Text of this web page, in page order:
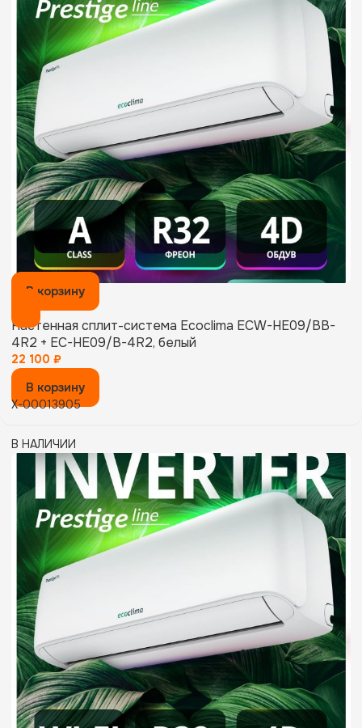
В корзину
Настенная сплит-система Ecoclima ECW-HE09/BB-
4R2 + EC-HE09/B-4R2, белый
22 100 ₽
В корзину
X-00013905
В НАЛИЧИИ